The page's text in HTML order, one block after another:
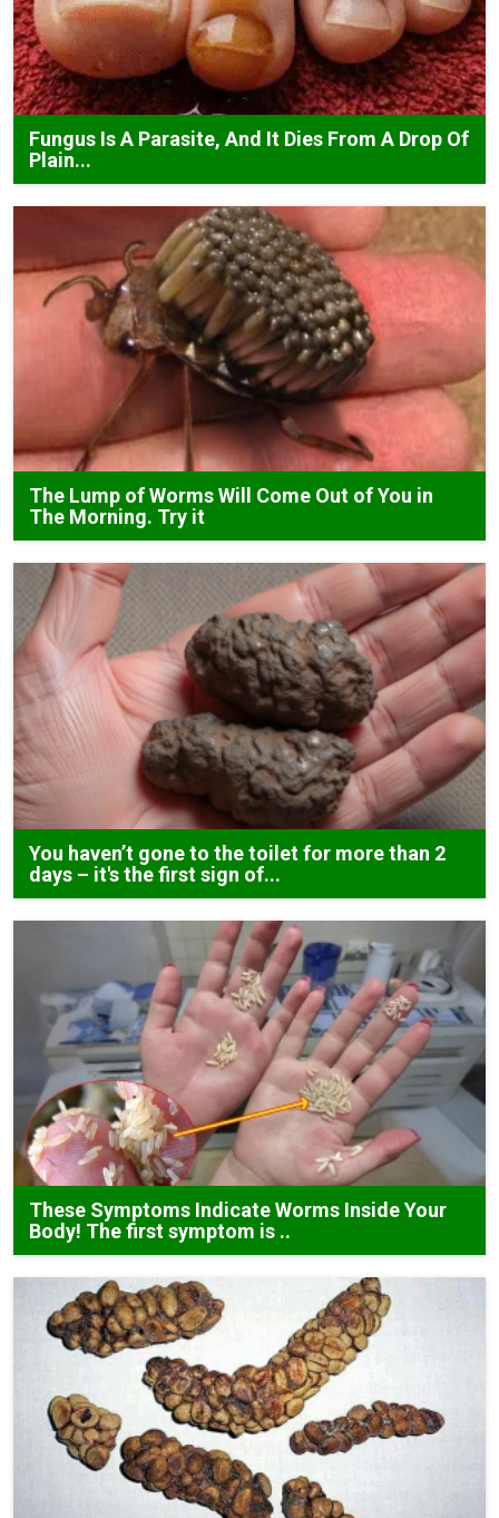
Fungus Is A Parasite, And It Dies From A Drop Of
Plain...
The Lump of Worms Will Come Out of You in
The Morning. Try it
You haven’t gone to the toilet for more than 2
days – it's the first sign of...
These Symptoms Indicate Worms Inside Your
Body! The first symptom is ..